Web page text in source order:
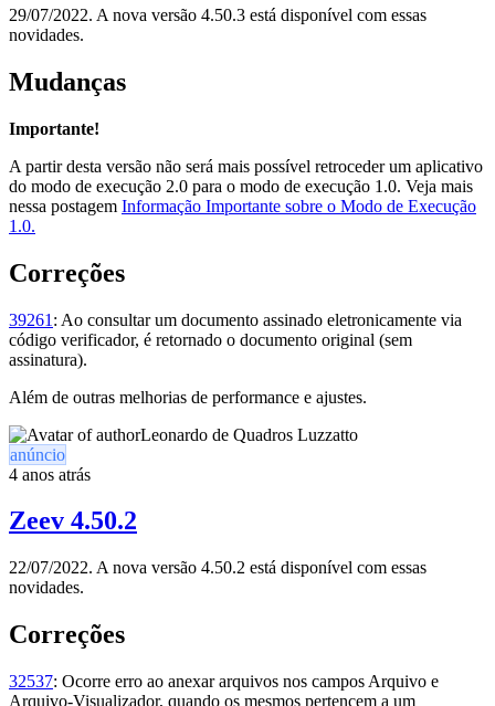
29/07/2022. A nova versão 4.50.3 está disponível com essas
novidades.
Mudanças
Importante!
A partir desta versão não será mais possível retroceder um aplicativo
do modo de execução 2.0 para o modo de execução 1.0. Veja mais
nessa postagem Informação Importante sobre o Modo de Execução
1.0.
Correções
39261 : Ao consultar um documento assinado eletronicamente via
código verificador, é retornado o documento original (sem
assinatura).
Além de outras melhorias de performance e ajustes.
Leonardo de Quadros Luzzatto
anúncio
4 anos atrás
Zeev 4.50.2
22/07/2022. A nova versão 4.50.2 está disponível com essas
novidades.
Correções
32537: Ocorre erro ao anexar arquivos nos campos Arquivo e
Arquivo-Visualizador, quando os mesmos pertencem a um